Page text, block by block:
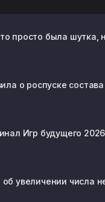
просто была шутка,
о роспуске состава
Игр будущего
увеличении числа